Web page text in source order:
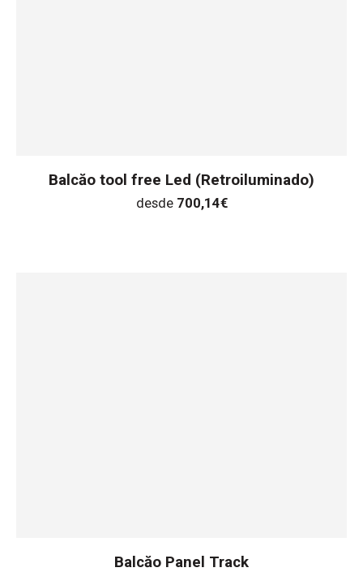
Balcăo tool free Led (Retroiluminado)
desde 700,14€
Balcăo Panel Track